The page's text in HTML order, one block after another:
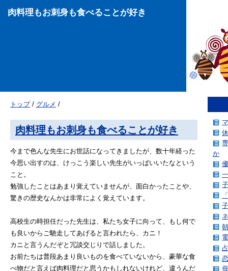
肉料理もお刺身も食べることが好き
トップ/ グルメ /
肉料理もお刺身も食べることが好き
今まで色んな先生にお世話になってきましたが、数十年経った
今思い出すのは、けっこう楽しい先生がいっぱいいたなという
こと。
勉強したことはあまり覚えていませんが、面白かったことや、
驚きの歴史なんかは非常によく覚えています。
高校生の時担任だった先生は、私たち女子に向って、もし何で
も良いからご馳走してあげると言われたら、カニ！
カニと言うんだぞと冗談交じりで話しました。
お前たちは普段あまり良いものを食べていないから、豪華な食
べ物だと言えば肉料理だと思うかもしれないけれど、違うんだ
か